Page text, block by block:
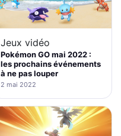
Jeux vidéo
Pokémon GO mai 2022 :
les prochains événements
à ne pas louper
2 mai 2022